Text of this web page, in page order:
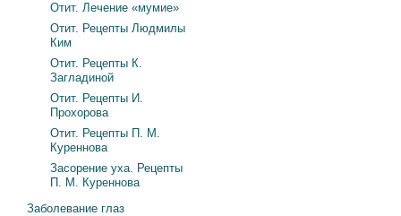
Отит. Лечение «мумие»
Отит. Рецепты Людмилы
Ким
Отит. Рецепты К.
Загладиной
Отит. Рецепты И.
Прохорова
Отит. Рецепты П. М.
Куреннова
Засорение уха. Рецепты
П. М. Куреннова
Заболевание глаз